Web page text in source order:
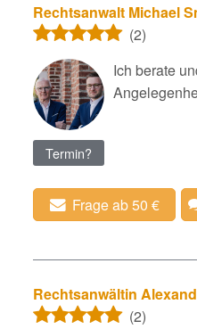
Rechtsanwalt Michael
(2)
Termin?
Frage ab 50 €
Ich berate
Rechtsanwältin
(2)